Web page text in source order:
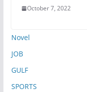
October 7, 2022
Novel
JOB
GULF
SPORTS